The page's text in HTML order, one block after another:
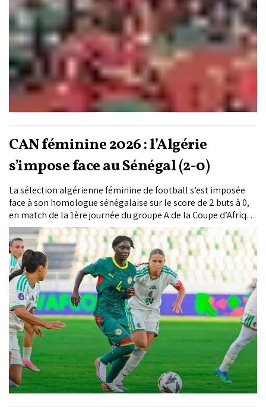
CAN féminine 2026 : l’Algérie
s’impose face au Sénégal (2-0)
La sélection algérienne féminine de football s’est imposée
face à son homologue sénégalaise sur le score de 2 buts à 0,
en match de la 1ère journée du groupe A de la Coupe d’Afrique
des nations féminine Maroc-2026, disputé dimanche au Stade
Olympique à Rabat.